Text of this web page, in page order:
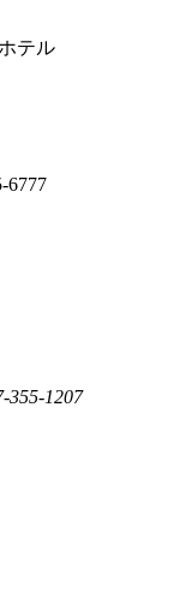
テル
6777
355-1207